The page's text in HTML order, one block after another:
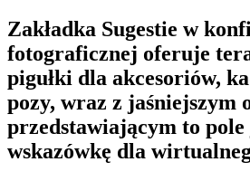
Zakładka Sugestie w
fotograficznej oferuje
pigułki dla akcesoriów,
pozy, wraz z jaśniejszym
przedstawiającym to
wskazówkę dla